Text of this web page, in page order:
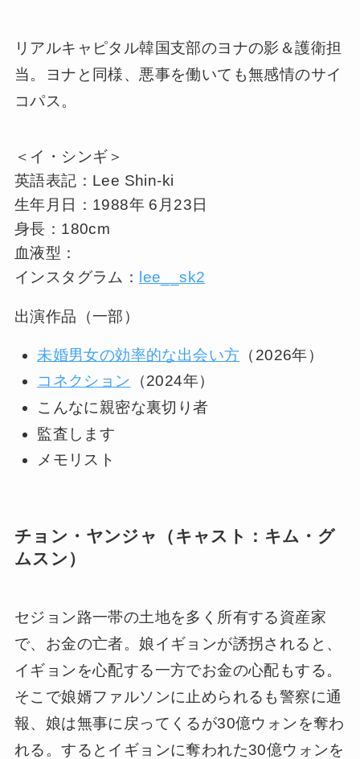
リアルキャピタル韓国支部のヨナの影＆護衛担
当。ヨナと同様、悪事を働いても無感情のサイ
コパス。
＜イ・シンギ＞
英語表記：Lee Shin-ki
生年月日：1988年 6月23日
身長：180cm
血液型：
インスタグラム：
lee__sk2
出演作品（一部）
未婚男女の効率的な出会い方 （2026年）
コネクション （2024年）
こんなに親密な裏切り者
監査します
メモリスト
チョン・ヤンジャ（キャスト：キム・グ
ムスン）
セジョン路一帯の土地を多く所有する資産家
で、お金の亡者。娘イギョンが誘拐されると、
イギョンを心配する一方でお金の心配もする。
そこで娘婿ファルソンに止められるも警察に通
報、娘は無事に戻ってくるが30億ウォンを奪わ
れる。するとイギョンに奪われた30億ウォンを